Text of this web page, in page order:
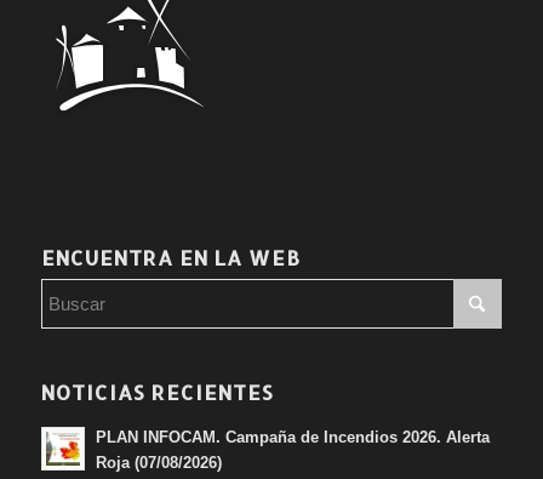
ENCUENTRA EN LA WEB
NOTICIAS RECIENTES
PLAN INFOCAM. Campaña de Incendios 2026. Alerta
Roja (07/08/2026)